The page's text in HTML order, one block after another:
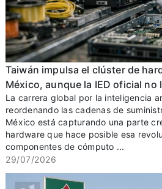
Taiwán impulsa el clúster de
México, aunque la IED oficial no
La carrera global por la inteligencia
reordenando las cadenas de
México está capturando una parte
hardware que hace posible esa
componentes de cómputo ...
29/07/2026